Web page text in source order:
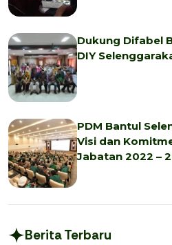
Dukung Difabel
DIY
PDM Bantul
Visi dan
Jabatan 2022 –
Berita Terbaru